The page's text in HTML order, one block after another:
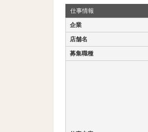
仕事情報
企業
店舗名
募集職種